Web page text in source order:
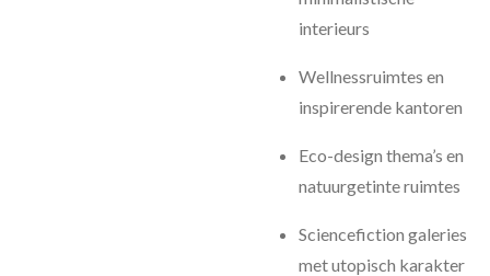
interieurs
Wellnessruimtes en
inspirerende kantoren
Eco-design thema’s en
natuurgetinte ruimtes
Sciencefiction galeries
met utopisch karakter